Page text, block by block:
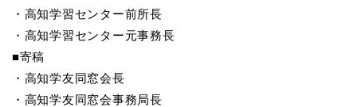
・高知学習センター前所長
・高知学習センター元事務長
■寄稿
・高知学友同窓会長
・高知学友同窓会事務局長